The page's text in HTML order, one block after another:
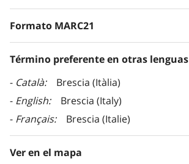
Formato MARC21
Término preferente en otras lenguas
Català
Brescia (Itàlia)
English
Brescia (Italy)
Français
Brescia (Italie)
Ver en el mapa